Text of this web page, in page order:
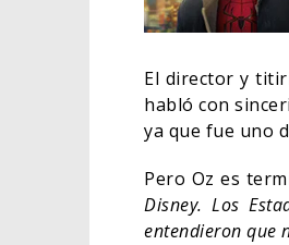
El director y
habló con
ya que fue uno
Pero Oz es
Disney. Los
entendieron que